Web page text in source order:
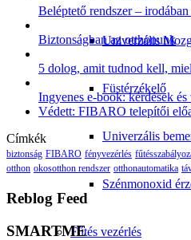
Univerzális
Füstérzékelő
Univerzális
Szénmonoxid
Fűtés vezérlés
Beléptető rendszer –
Biztonságban az otthonunk
5 dolog, amit tudnod kell,
Ingyenes e-book: kérdések
Védett: FIBARO telepítői
Címkék
biztonság FIBARO fényvezérlés
otthon okosotthon rendszer otthonautomatika
Reblog Feed
SMARTME